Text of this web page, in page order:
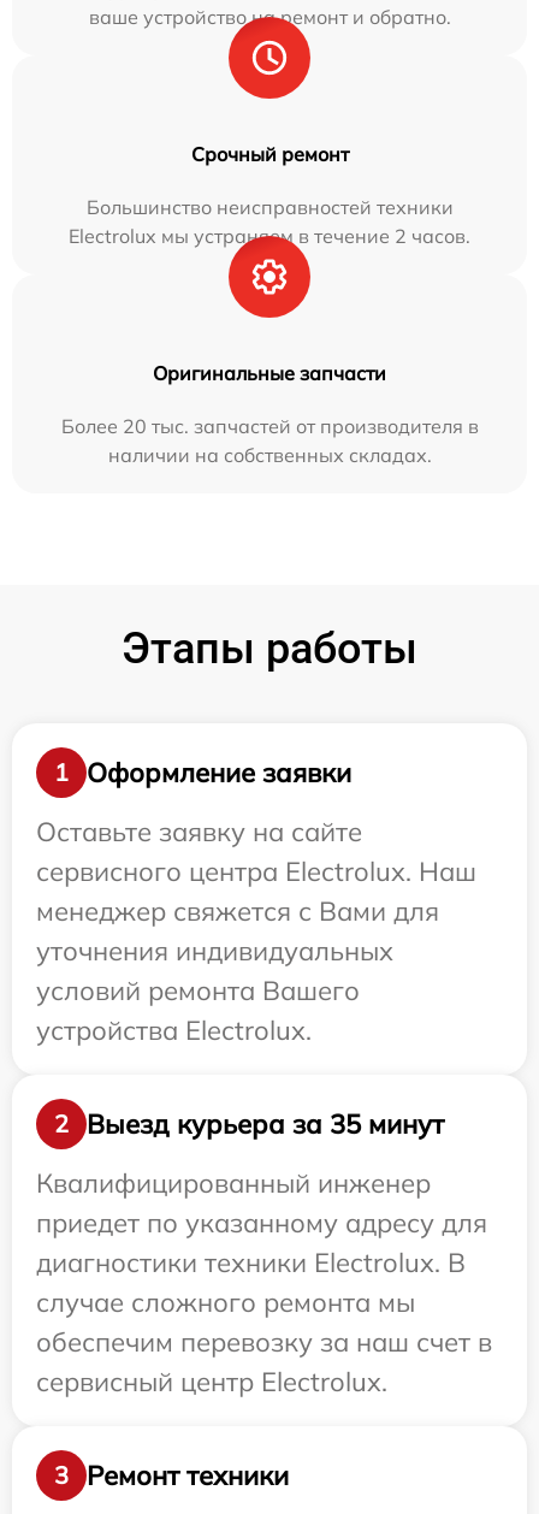
ваше устройство на ремонт и обратно.
Срочный ремонт
Большинство неисправностей техники
Electrolux мы устраняем в течение 2 часов.
Оригинальные запчасти
Более 20 тыс. запчастей от производителя в
наличии на собственных складах.
Этапы работы
1
Оформление заявки
Оставьте заявку на сайте
сервисного центра Electrolux. Наш
менеджер свяжется с Вами для
уточнения индивидуальных
условий ремонта Вашего
устройства Electrolux.
2
Выезд курьера за 35 минут
Квалифицированный инженер
приедет по указанному адресу для
диагностики техники Electrolux. В
случае сложного ремонта мы
обеспечим перевозку за наш счет в
сервисный центр Electrolux.
3 Ремонт техники